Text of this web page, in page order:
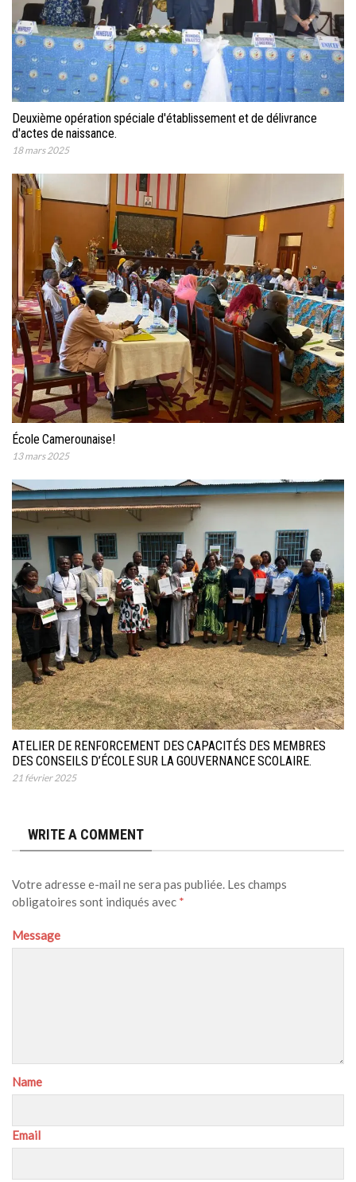
Deuxième opération spéciale d'établissement et de délivrance
d'actes de naissance.
18 mars 2025
École Camerounaise!
13 mars 2025
ATELIER DE RENFORCEMENT DES CAPACITÉS DES MEMBRES
DES CONSEILS D’ÉCOLE SUR LA GOUVERNANCE SCOLAIRE.
21 février 2025
WRITE A COMMENT
Votre adresse e-mail ne sera pas publiée. Les champs
obligatoires sont indiqués avec *
Message
Name
Email